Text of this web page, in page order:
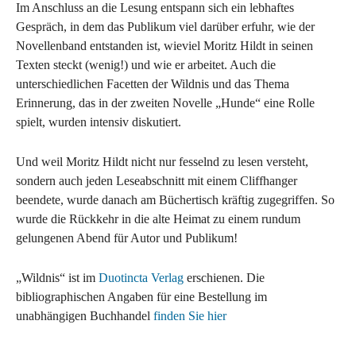
Im Anschluss an die Lesung entspann sich ein lebhaftes
Gespräch, in dem das Publikum viel darüber erfuhr, wie der
Novellenband entstanden ist, wieviel Moritz Hildt in seinen
Texten steckt (wenig!) und wie er arbeitet. Auch die
unterschiedlichen Facetten der Wildnis und das Thema
Erinnerung, das in der zweiten Novelle „Hunde“ eine Rolle
spielt, wurden intensiv diskutiert.
Und weil Moritz Hildt nicht nur fesselnd zu lesen versteht,
sondern auch jeden Leseabschnitt mit einem Cliffhanger
beendete, wurde danach am Büchertisch kräftig zugegriffen. So
wurde die Rückkehr in die alte Heimat zu einem rundum
gelungenen Abend für Autor und Publikum!
„Wildnis“ ist im Duotincta Verlag erschienen. Die
bibliographischen Angaben für eine Bestellung im
unabhängigen Buchhandel finden Sie hier